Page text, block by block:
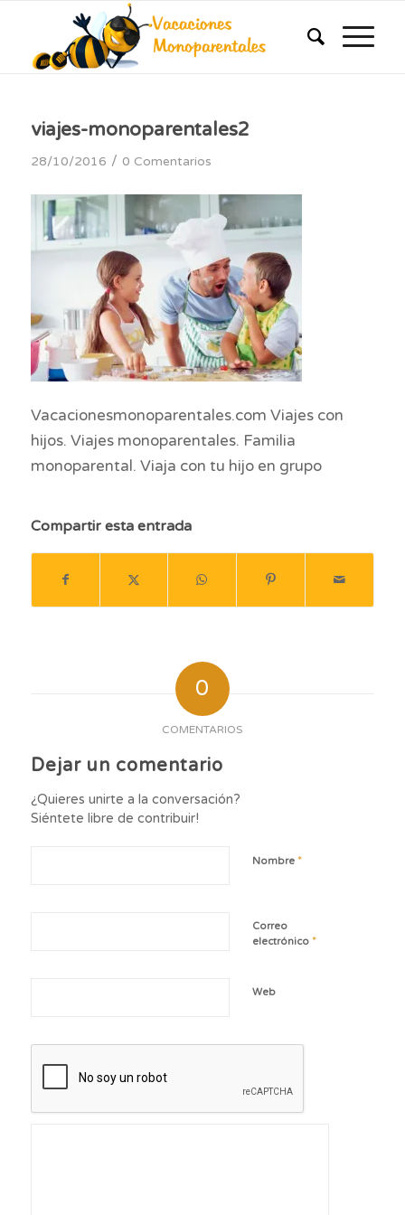
viajes-monoparentales2
28/10/2016 / 0 Comentarios
Vacacionesmonoparentales.com Viajes con
hijos. Viajes monoparentales. Familia
monoparental. Viaja con tu hijo en grupo
Compartir esta entrada
0
COMENTARIOS
Dejar un comentario
¿Quieres unirte a la conversación?
Siéntete libre de contribuir!
Nombre *
Correo
electrónico *
Web